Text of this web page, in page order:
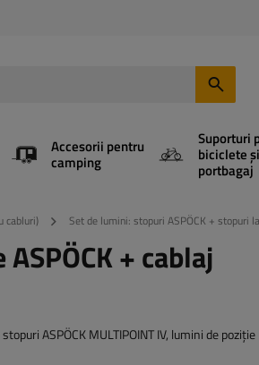
Accesorii pentru
camping
Suporturi
biciclete
portbagaj
cabluri) Set de lumini: stopuri ASPÖCK + stopuri
+ cablaj
ASPÖCK MULTIPOINT IV, lumini de poziție